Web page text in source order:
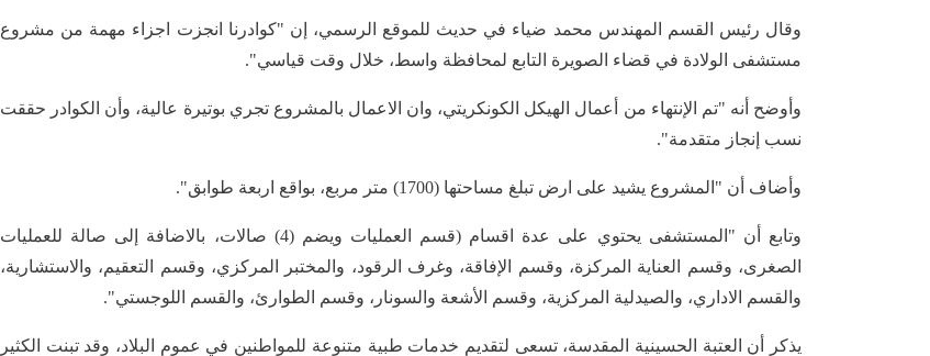
وقال رئيس القسم المهندس محمد ضياء في حديث للموقع الرسمي، إن "كوادرنا انجزت اجزاء مهمة من مشروع
مستشفى الولادة في قضاء الصويرة التابع لمحافظة واسط، خلال وقت قياسي".
وأوضح أنه "تم الإنتهاء من أعمال الهيكل الكونكريتي، وان الاعمال بالمشروع تجري بوتيرة عالية، وأن الكوادر حققت
نسب إنجاز متقدمة".
وأضاف أن "المشروع يشيد على ارض تبلغ مساحتها (1700) متر مربع، بواقع اربعة طوابق".
وتابع أن "المستشفى يحتوي على عدة اقسام (قسم العمليات ويضم (4) صالات، بالاضافة إلى صالة للعمليات
الصغرى، وقسم العناية المركزة، وقسم الإفاقة، وغرف الرقود، والمختبر المركزي، وقسم التعقيم، والاستشارية،
والقسم الاداري، والصيدلية المركزية، وقسم الأشعة والسونار، وقسم الطوارئ، والقسم اللوجستي".
يذكر أن العتبة الحسينية المقدسة، تسعى لتقديم خدمات طبية متنوعة للمواطنين في عموم البلاد، وقد تبنت الكثير